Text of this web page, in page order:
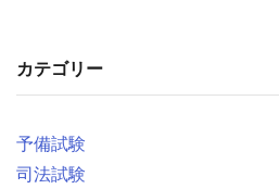
カテゴリー
予備試験
司法試験